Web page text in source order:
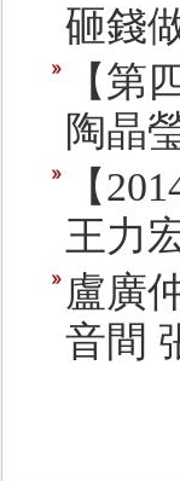
砸錢
【第
陶晶
【
王力
盧廣
音間